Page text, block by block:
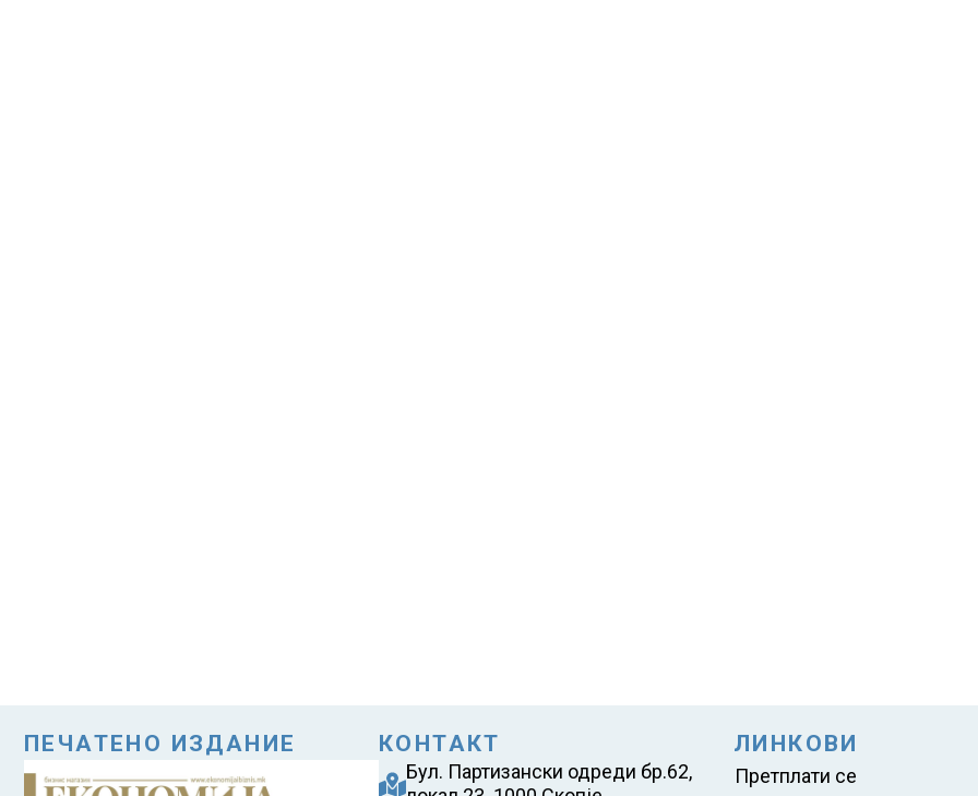
ПЕЧАТЕНО ИЗДАНИЕ КОНТАКТ
Бул. Партизански одреди бр.62,
ЛИНКОВИ
Претплати се